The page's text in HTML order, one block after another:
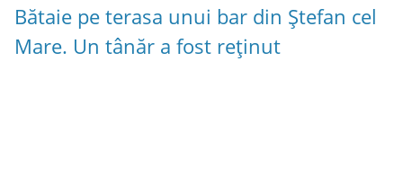
Bătaie pe terasa unui bar din Ștefan cel
Mare. Un tânăr a fost reținut